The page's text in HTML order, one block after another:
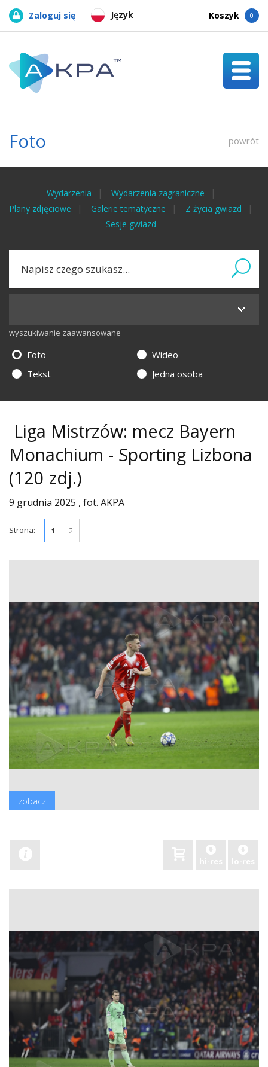
Język
Zaloguj się Koszyk 0
Foto powrót
Wydarzenia
Wydarzenia zagraniczne
Plany zdjęciowe
Galerie tematyczne
Z życia gwiazd
Sesje gwiazd
wyszukiwanie zaawansowane
Foto
Wideo
Tekst
Jedna osoba
Liga Mistrzów: mecz Bayern
Monachium - Sporting Lizbona
(120 zdj.)
9 grudnia 2025 , fot. AKPA
Strona: 1 2
zobacz
hi-res lo-res